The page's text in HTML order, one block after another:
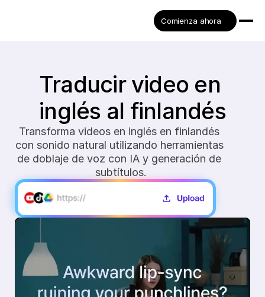
Comienza ahora
Traducir video en
inglés al finlandés
Transforma videos en inglés en finlandés
con sonido natural utilizando herramientas
de doblaje de voz con IA y generación de
subtítulos.